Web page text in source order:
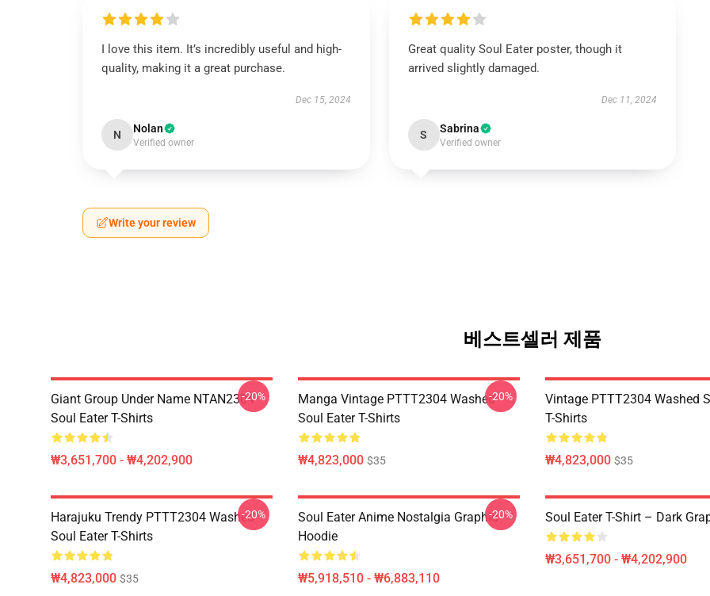
I love this item. It’s incredibly useful and high-
quality, making it a great purchase.
Dec 15, 2024
N Nolan
Verified owner
Great quality Soul Eater poster, though it
arrived slightly damaged.
Dec 11, 2024
S Sabrina
Verified owner
Write your review
베스트셀러 제품
Giant Group Under Name NTAN2304
Soul Eater T-Shirts
₩3,651,700 - ₩4,202,900
-20%
Manga Vintage PTTT2304 Washed
Soul Eater T-Shirts
₩4,823,000 $35
-20%
Vintage PTTT2304 Washed
T-Shirts
₩4,823,000 $35
Harajuku Trendy PTTT2304 Washed
Soul Eater T-Shirts
₩4,823,000 $35
-20%
Soul Eater Anime Nostalgia Graphic
Hoodie
₩5,918,510 - ₩6,883,110
-20% Soul Eater T-Shirt – Dark
₩3,651,700 - ₩4,202,900